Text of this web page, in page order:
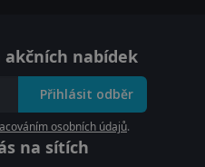
nabídek
Přihlásit odběr
osobních údajů.
na sítích